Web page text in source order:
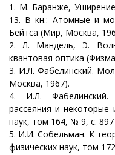
1. М. Баранже,
13. В кн.: Атомные и
Бейтса (Мир, Москва,
2. Л. Мандель, Э.
квантовая оптика
3. И.Л. Фабелинский.
Москва, 1967).
4. И.Л. Фабелинский.
рассеяния и некоторые
наук, том 164, № 9, с. 897
5. И.И. Собельман. К
физических наук, том